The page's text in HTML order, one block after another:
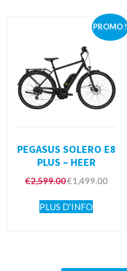
PROMO !
PEGASUS SOLERO E8
PLUS – HEER
€2,599.00€1,499.00
PLUS D'INFO